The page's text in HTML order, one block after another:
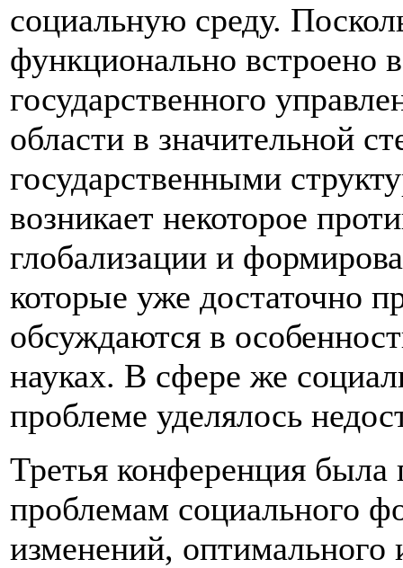
социальную среду.
функционально встроено
государственного
области в значительной
государственными
возникает некоторое
глобализации и
которые уже достаточно
обсуждаются в
науках. В сфере же
проблеме уделялось
Третья конференция
проблемам социального
изменений, оптимального